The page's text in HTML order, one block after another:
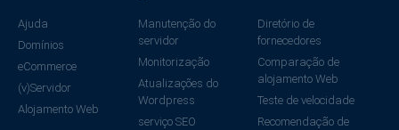
Ajuda
Domínios
eCommerce
(v)Servidor
Alojamento Web
Manutenção do
servidor
Monitorização
Atualizações do
Wordpress
serviço SEO
Diretório de
fornecedores
Comparação de
alojamento Web
Teste de velocidade
Recomendação de